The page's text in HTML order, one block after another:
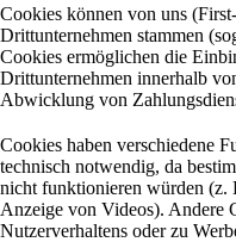
Cookies können von uns
Drittunternehmen stammen
Cookies ermöglichen die
Drittunternehmen innerhalb
Abwicklung von
Cookies haben verschiedene
technisch notwendig, da
nicht funktionieren würden (z.
Anzeige von Videos). Andere
Nutzerverhaltens oder zu